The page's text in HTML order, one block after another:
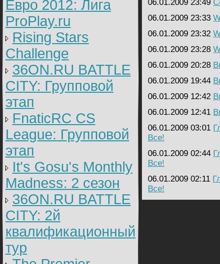
Евро 2012: Лига
ProPlay.ru
Rising Stars
Challenge
36ON.RU BATTLE
CITY: Групповой
этап
FnaticRC CS
League: Групповой
этап
It's Gosu's Monthly
Madness: 2 сезон
36ON.RU BATTLE
CITY: 2й
квалификационный
тур
06.01.2009 23:49
06.01.2009 23:33
06.01.2009 23:32
06.01.2009 23:28
06.01.2009 20:28
06.01.2009 19:44
06.01.2009 12:42
06.01.2009 12:41
06.01.2009 03:01
Все!
06.01.2009 02:44
Все!
06.01.2009 02:11
Все!